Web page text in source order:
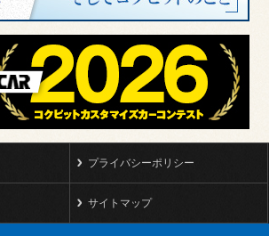
プライバシーポリシー
サイトマップ